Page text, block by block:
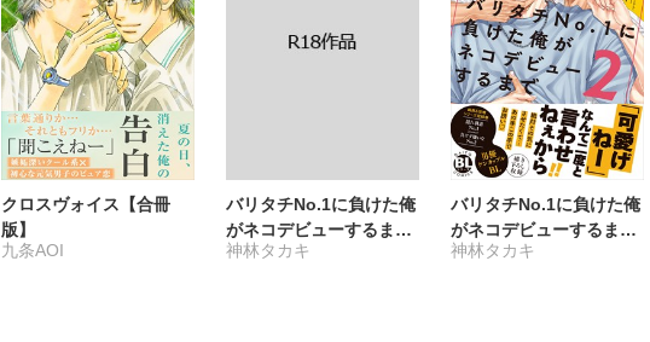
クロスヴォイス【合冊
版】
九条AOI
バリタチNo.1に負けた俺
がネコデビューするまで
【R18単行本版】2【電
神林タカキ
バリタチNo.1に負けた俺
がネコデビューするまで
【単行本版】2【電子限
神林タカキ